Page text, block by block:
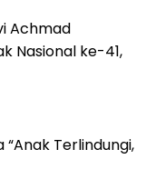
Achmad
Nasional ke-41,
Terlindungi,